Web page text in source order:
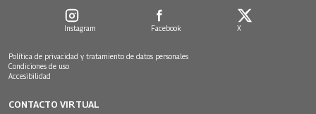
Instagram Facebook X
Política de privacidad y tratamiento de datos personales
Condiciones de uso
Accesibilidad
CONTACTO VIRTUAL